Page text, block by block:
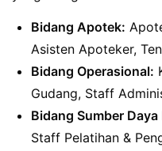
Bidang Apotek:
Asisten Apoteker,
Bidang Operasional:
Gudang, Staff
Bidang Sumber
Staff Pelatihan &